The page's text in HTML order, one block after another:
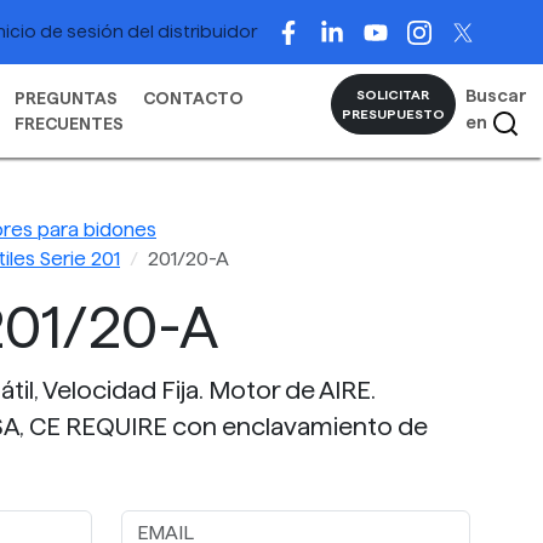
de sesión del distribuidor
PREGUNTAS
FRECUENTES
CONTACTO
SOLICITAR
PRESUPUESTO
Buscar
en
para bidones
Serie 201
201/20-A
20-A
Velocidad Fija. Motor de AIRE.
CE REQUIRE con enclavamiento de